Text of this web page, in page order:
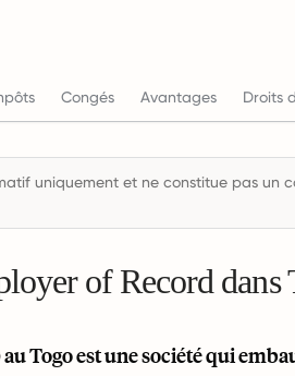
Congés Avantages Droits
uniquement et ne constitue pas un
of Record dans
Togo est une société qui